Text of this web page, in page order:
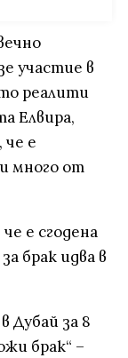
участие в
реалити
Елвира,
че е
много от
е сгодена
брак идва в
Дубай за 8
брак“ –